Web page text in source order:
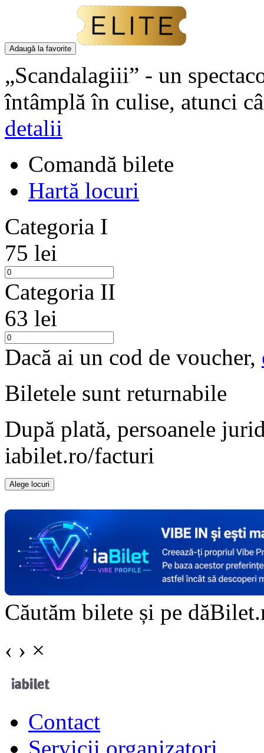
Adaugă la favorite
„Scandalagiii” - un
întâmplă în culise, atunci
detalii
Comandă bilete
Hartă locuri
Categoria I
75 lei
Categoria II
63 lei
Dacă ai un cod de voucher,
Biletele sunt returnabile
După plată, persoanele
iabilet.ro/facturi
Alege locuri
Căutăm bilete și pe
‹ › ×
Contact
Servicii organizatori